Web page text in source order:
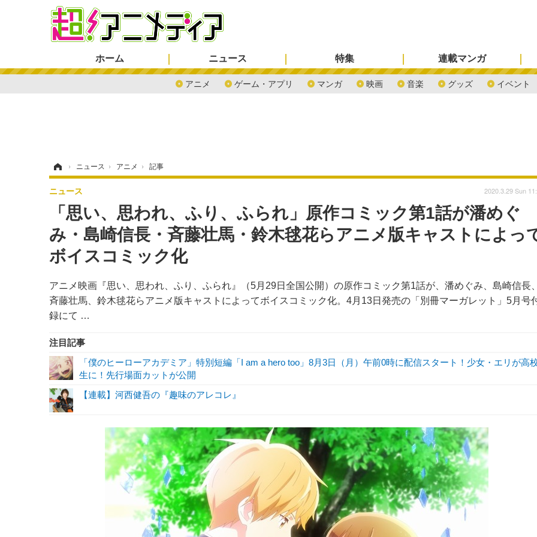
ホーム ニュース
アニメ ゲーム・アプリ マンガ 映画 音楽 グッズ イベント
特集 連載マンガ
› ニュース › アニメ › 記事
「思い、思われ、ふり、ふられ」原作コミック第1話が潘めぐ
み・島崎信長・斉藤壮馬・鈴木毬花らアニメ版キャストによっ
ボイスコミック化
アニメ映画『思い、思われ、ふり、ふられ』（5月29日全国公開）の原作コミック第1話が、潘めぐみ、島崎信長、
斉藤壮馬、鈴木毬花らアニメ版キャストによってボイスコミック化。4月13日発売の「別冊マーガレット」5月号
録にて …
ニュース 2020.3.29 Sun
注目記事
「僕のヒーローアカデミア」特別短編「I am a hero too」8月3日（月）午前0時に配信スタート！少女・エリが高
生に！先行場面カットが公開
【連載】河西健吾の『趣味のアレコレ』